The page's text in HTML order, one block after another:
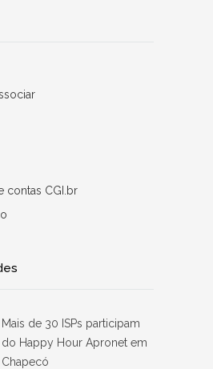
contas CGI.br
Mais de 30 ISPs participam
do Happy Hour Apronet em
Chapecó